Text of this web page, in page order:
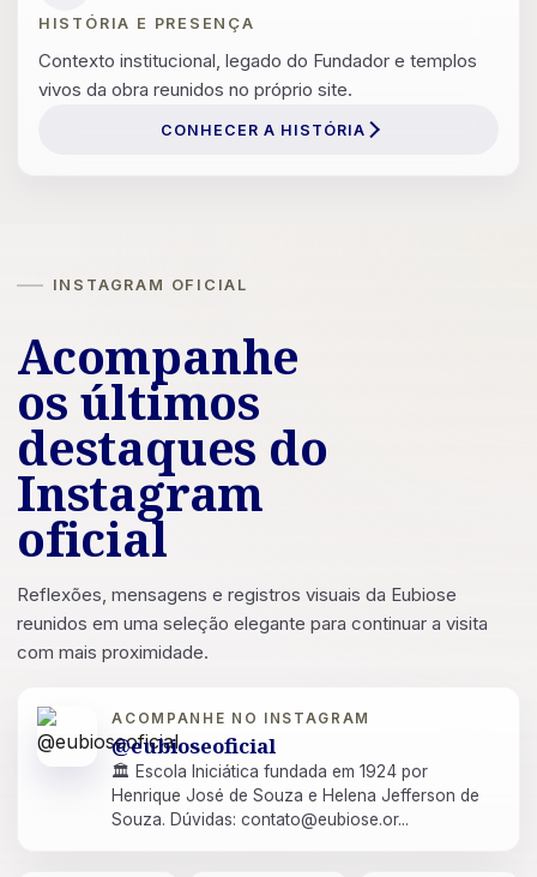
HISTÓRIA E PRESENÇA
Contexto institucional, legado do Fundador e templos
vivos da obra reunidos no próprio site.
CONHECER A HISTÓRIA
INSTAGRAM OFICIAL
Acompanhe
os últimos
destaques do
Instagram
oficial
Reflexões, mensagens e registros visuais da Eubiose
reunidos em uma seleção elegante para continuar a visita
com mais proximidade.
ACOMPANHE NO INSTAGRAM
@eubioseoficial
🏛 Escola Iniciática fundada em 1924 por
Henrique José de Souza e Helena Jefferson de
Souza. Dúvidas: contato@eubiose.or...